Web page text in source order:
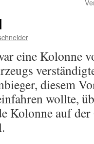
eine Kolonne
diesem
wollte,
Kolonne auf der